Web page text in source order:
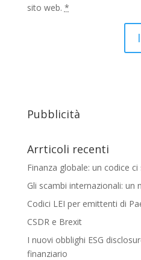
sito web. *
Pubblicità
Arrticoli recenti
Finanza globale: un codice ci
Gli scambi internazionali: un
Codici LEI per emittenti di
CSDR e Brexit
I nuovi obblighi ESG
finanziario